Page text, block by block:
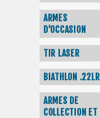
ARMES
D'OCCASION
TIR LASER
BIATHLON .22LR
ARMES DE
COLLECTION ET